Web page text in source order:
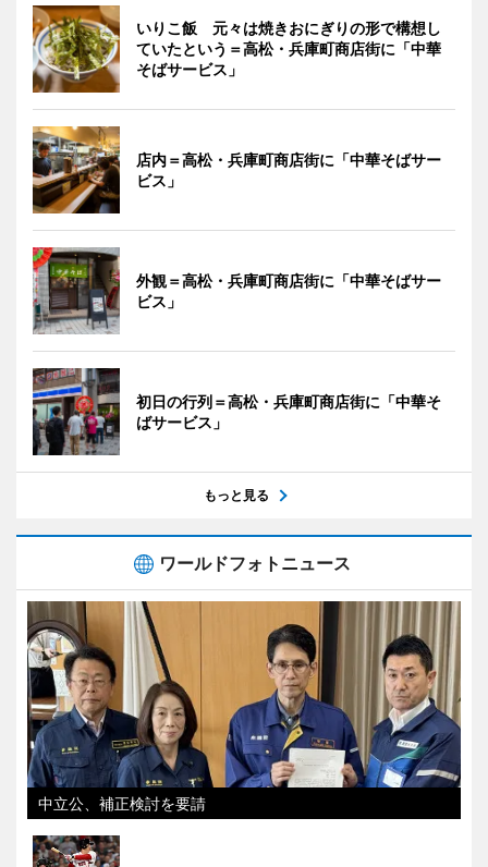
いりこ飯 元々は焼きおにぎりの形で構想し
ていたという＝高松・兵庫町商店街に「中華
そばサービス」
店内＝高松・兵庫町商店街に「中華そばサー
ビス」
外観＝高松・兵庫町商店街に「中華そばサー
ビス」
初日の行列＝高松・兵庫町商店街に「中華そ
ばサービス」
もっと見る
ワールドフォトニュース
中立公、補正検討を要請